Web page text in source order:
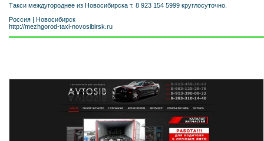
Такси междугороднее из Новосибирска т. 8 923 154 5999 круглосуточно.
Россия | Новосибирск
http://mezhgorod-taxi-novosibirsk.ru